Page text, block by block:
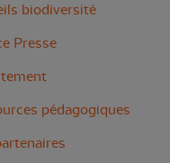
biodiversité
Presse
pédagogiques